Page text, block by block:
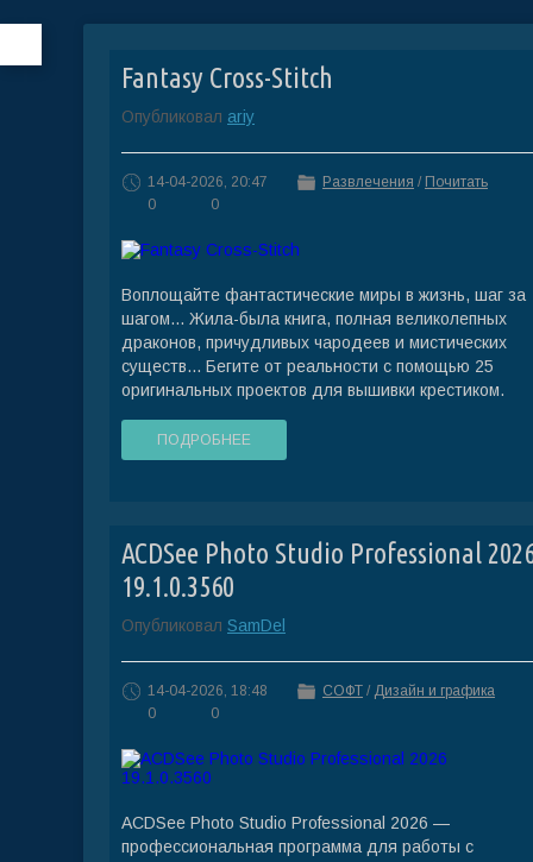
Fantasy Cross-Stitch
Опубликовал ariy
14-04-2026, 20:47 Развлечения / Почитать
0
0
Воплощайте фантастические миры в жизнь, шаг за
шагом... Жила-была книга, полная великолепных
драконов, причудливых чародеев и мистических
существ... Бегите от реальности с помощью 25
оригинальных проектов для вышивки крестиком.
ПОДРОБНЕЕ
ACDSee Photo Studio Professional
19.1.0.3560
Опубликовал SamDel
14-04-2026, 18:48 СОФТ / Дизайн и графика
0
0
ACDSee Photo Studio Professional 2026 —
профессиональная программа для работы с